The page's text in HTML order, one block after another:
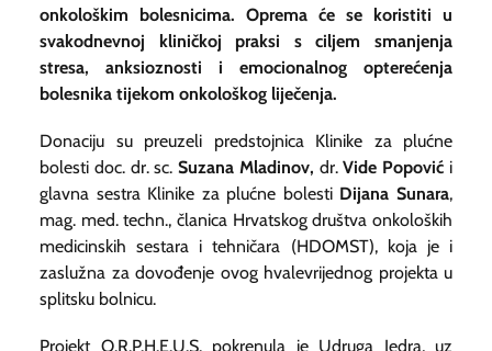
onkološkim bolesnicima. Oprema će se koristiti u
svakodnevnoj kliničkoj praksi s ciljem smanjenja
stresa, anksioznosti i emocionalnog opterećenja
bolesnika tijekom onkološkog liječenja.
Donaciju su preuzeli predstojnica Klinike za plućne
bolesti doc. dr. sc. Suzana Mladinov, dr.Vide Popović i
glavna sestra Klinike za plućne bolesti Dijana Sunara,
mag. med. techn., članica Hrvatskog društva onkoloških
medicinskih sestara i tehničara (HDOMST), koja je i
zaslužna za dovođenje ovog hvalevrijednog projekta u
splitsku bolnicu.
Projekt O.R.P.H.E.U.S. pokrenula je Udruga Jedra, uz